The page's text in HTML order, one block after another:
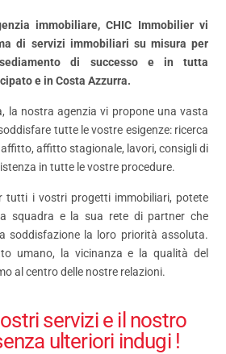
immobiliare, CHIC Immobilier vi
di servizi immobiliari su misura per
di successo e in tutta
e in Costa Azzurra.
la nostra agenzia vi propone una vasta
tutte le vostre esigenze: ricerca
affitto stagionale, lavori, consigli di
in tutte le vostre procedure.
tutti i vostri progetti immobiliari, potete
squadra e la sua rete di partner che
soddisfazione la loro priorità assoluta.
umano, la vicinanza e la qualità del
al centro delle nostre relazioni.
servizi e il nostro
ulteriori indugi !